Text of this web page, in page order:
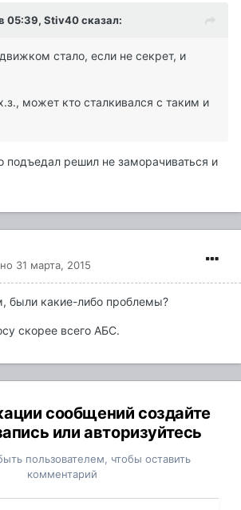
05:39, Stiv40 сказал:
стало, если не секрет, и
может кто сталкивался с таким и
подъедал решил не заморачиваться и
31 марта, 2015
были какие-либо проблемы?
скорее всего АБС.
сообщений создайте
или авторизуйтесь
пользователем, чтобы оставить
комментарий